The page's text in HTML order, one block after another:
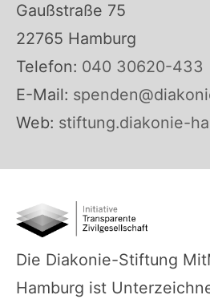
Gaußstraße 75
22765 Hamburg
Telefon: 040 30620-433
E-Mail:
Web: stiftung.diakonie-
Die Diakonie-Stiftung
Hamburg ist